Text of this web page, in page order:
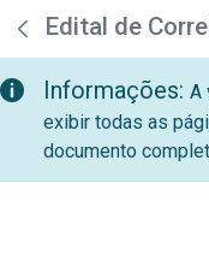
Pular para o Conteúdo
testeEdital de
Informações: A
exibir todas as
documento